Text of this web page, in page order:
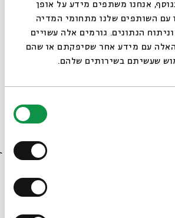
אנחנו משתפים מידע על אופן
עם השותפים שלנו מתחומי המדיה
הנתונים. גורמים אלה עשויים
עם מידע אחר שסיפקתם או שהם
שעשיתם בשירותים שלהם.